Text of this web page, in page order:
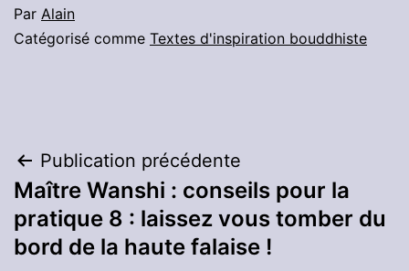
Par Alain
Catégorisé comme Textes d'inspiration bouddhiste
Navigation
de
l’article
Publication précédente
Maître Wanshi : conseils pour la
pratique 8 : laissez vous tomber du
bord de la haute falaise !